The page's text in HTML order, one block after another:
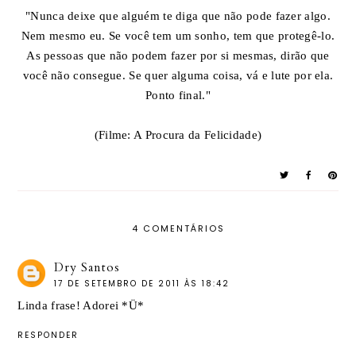
"Nunca deixe que alguém te diga que não pode fazer algo.
Nem mesmo eu. Se você tem um sonho, tem que protegê-lo.
As pessoas que não podem fazer por si mesmas, dirão que
você não consegue. Se quer alguma coisa, vá e lute por ela.
Ponto final."
(Filme: A Procura da Felicidade)
4 COMENTÁRIOS
Dry Santos
17 DE SETEMBRO DE 2011 ÀS 18:42
Linda frase! Adorei *Ü*
RESPONDER